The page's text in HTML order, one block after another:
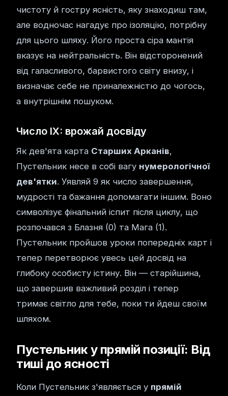
чистоту й гостру ясність, яку знаходиш там,
але водночас нагадує про ізоляцію, потрібну
для цього шляху. Його проста сіра мантія
вказує на нейтральність. Він відсторонений
від галасливого, барвистого світу внизу, і
визначає себе не приналежністю до чогось,
а внутрішнім пошуком.
Число IX: врожай досвіду
Як дев'ята карта Старших Арканів,
Пустельник несе в собі вагу нумерологічної
дев'ятки. Уявляй 9 як число завершення,
мудрості та бажання допомагати іншим. Воно
символізує фінальний іспит після циклу, що
розпочався з Блазня (0) та Мага (1).
Пустельник пройшов уроки попередніх карт і
тепер перетворює увесь цей досвід на
глибоку особисту істину. Він — старійшина,
що завершив важливий розділ і тепер
тримає світло для тебе, поки ти йдеш своїм
шляхом.
Пустельник у прямій позиції: Від
тиші до ясності
Коли Пустельник з'являється у прямій